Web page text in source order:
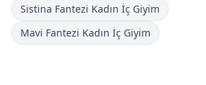
Sistina Fantezi Kadın İç Giyim
Mavi Fantezi Kadın İç Giyim